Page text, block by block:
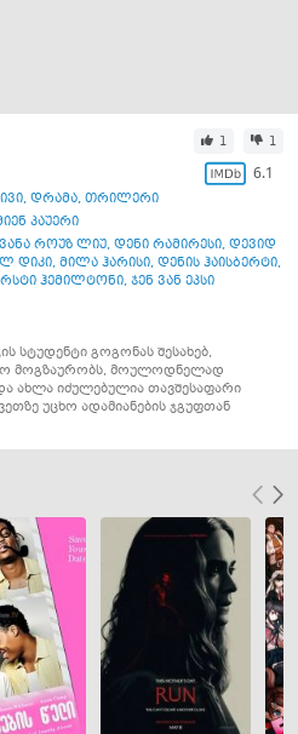
1 1
6.1
, დრამა, თრილერი
პაუერი
როუზ ლიუ, დენი რამირესი, დევიდ
დიკი, მილა ჰარისი, დენის ჰაისბერტი,
ჰემილტონი, ჯენ ვან ეპსი
სტუდენტი გოგონას შესახებ,
მოგზაურობს, მოულოდნელად
ახლა იძულებულია თავშესაფარი
უცხო ადამიანების ჯგუფთან